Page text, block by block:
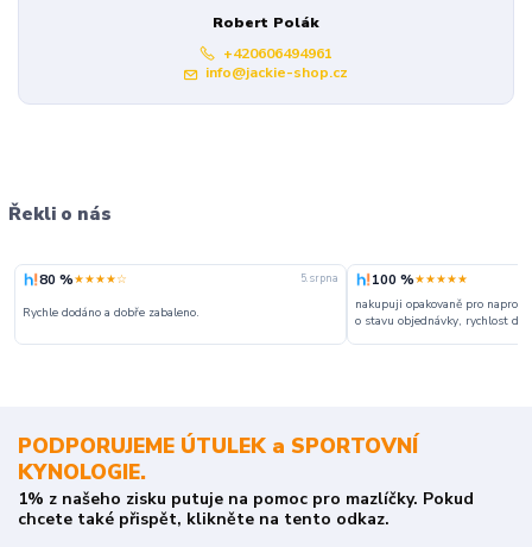
Robert Polák
+420606494961
info@jackie-shop.cz
Řekli o nás
80 %★★★★☆ 5. srpna
Rychle dodáno a dobře zabaleno.
100 %★★★★★
nakupuji opakovaně pro
o stavu objednávky, rychlost
PODPORUJEME ÚTULEK a SPORTOVNÍ
KYNOLOGIE.
1% z našeho zisku putuje na pomoc pro mazlíčky. Pokud
chcete také přispět, klikněte na tento odkaz.